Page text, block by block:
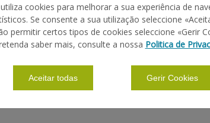
| DEFINIÇÕES | CALENDÁRIO | LEGISLAÇÃO
E CIRCUNSTÂNCIAS EXCECIONAIS
cookies para melhorar a sua experiência de
Se consente a sua utilização seleccione
permitir certos tipos de cookies seleccione «Gerir
saber mais, consulte a nossa Politica de
Aceitar todas Gerir Cookies